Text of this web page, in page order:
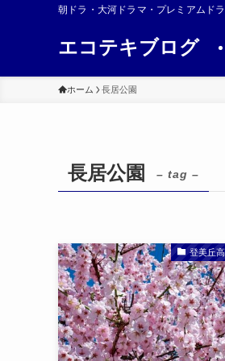
朝ドラ・大河ドラマ・プレミアムド
エコテキブログ
ホーム 長居公園
長居公園 – tag –
登美丘